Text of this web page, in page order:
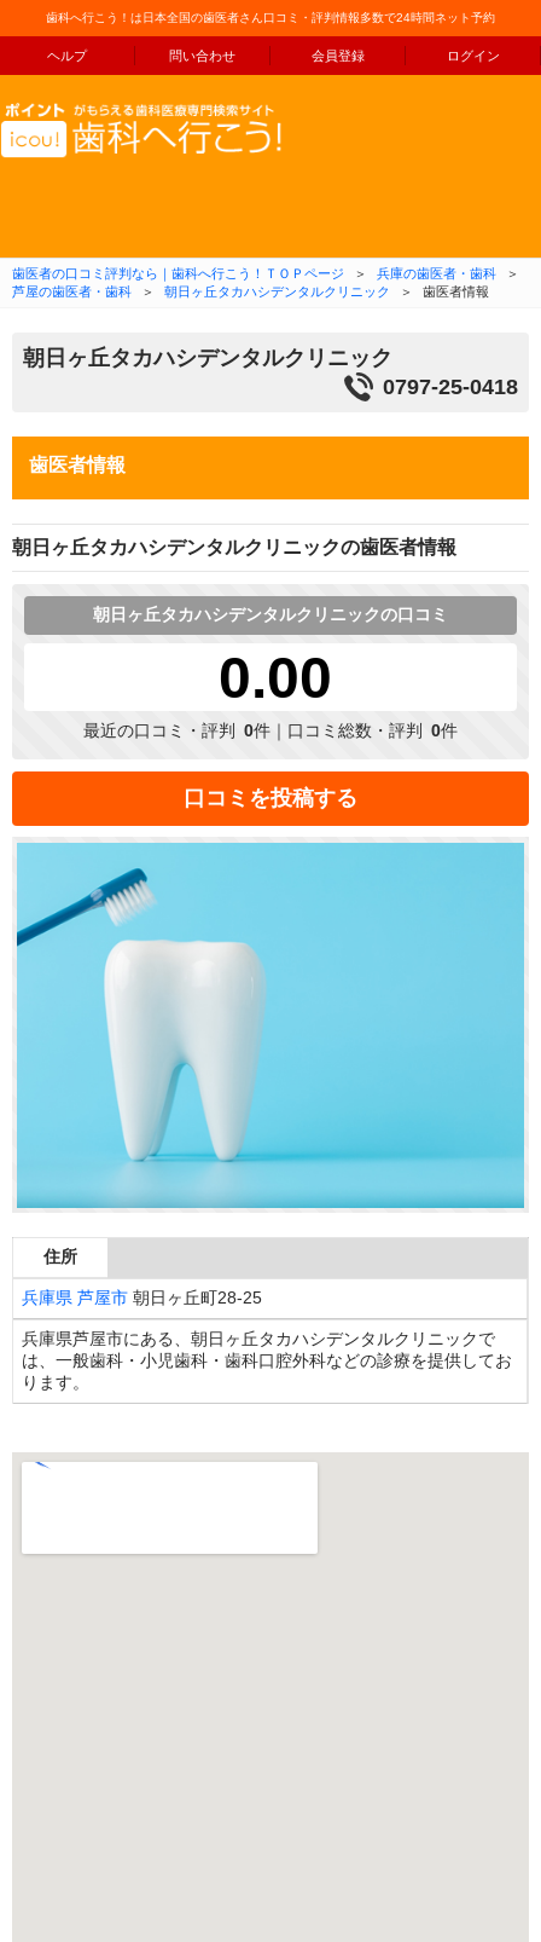
歯科へ行こう！は日本全国の歯医者さん口コミ・評判情報多数で24時間ネット予約
ヘルプ 問い合わせ 会員登録 ログイン
コンテンツへ移動
歯医者の口コミ評判なら｜歯科へ行こう！ＴＯＰページ ＞ 兵庫の歯医者・歯科
＞
芦屋の歯医者・歯科
＞ 朝日ヶ丘タカハシデンタルクリニック ＞ 歯医者情報
朝日ヶ丘タカハシデンタルクリニック
0797-25-0418
歯医者情報
朝日ヶ丘タカハシデンタルクリニックの歯医者情報
朝日ヶ丘タカハシデンタルクリニックの口コミ
0.00
最近の口コミ・評判 0件｜口コミ総数・評判 0件
口コミを投稿する
住所
兵庫県 芦屋市 朝日ヶ丘町28-25
兵庫県芦屋市にある、朝日ヶ丘タカハシデンタルクリニックで
は、一般歯科・小児歯科・歯科口腔外科などの診療を提供してお
ります。